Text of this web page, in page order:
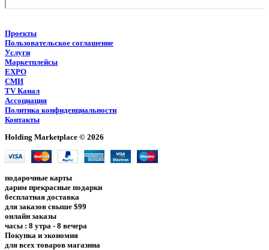
Проекты
Пользовательское соглашение
Услуги
Маркетплейсы
EXPO
СМИ
TV Канал
Ассоциация
Политика конфиденциальности
Контакты
Holding Marketplace © 2026
подарочные карты
дарим прекрасные подарки
бесплатная доставка
для заказов свыше $99
онлайн заказы
часы : 8 утра - 8 вечера
Покупка и экономия
для всех товаров магазина